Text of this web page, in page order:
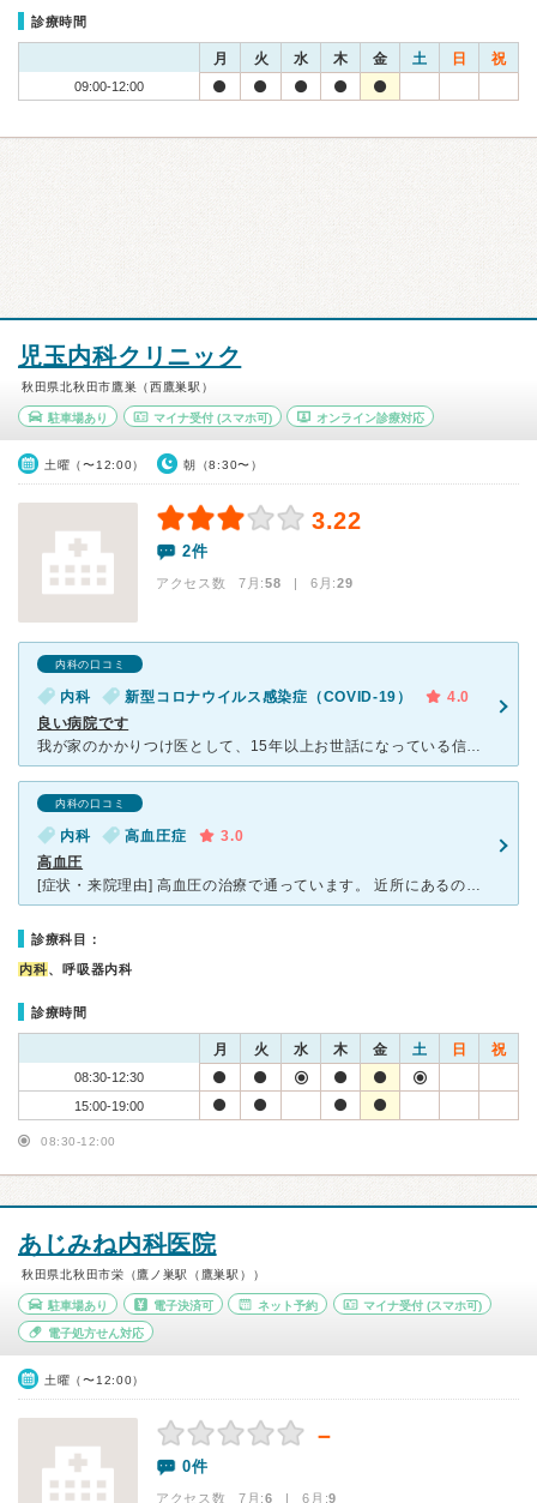
診療時間
月 火 水 木 金 土 日 祝
09:00-12:00
児玉内科クリニック
秋田県北秋田市鷹巣（西鷹巣駅）
駐車場あり マイナ受付(スマホ可) オンライン診療対応
土曜（〜12:00） 朝（8:30〜）
3.22
2件
アクセス数 7月:58 | 6月:29
内科の口コミ
内科 新型コロナウイルス感染症（COVID-19）
4.0
良い病院です
我が家のかかりつけ医として、15年以上お世話になっている信頼できる病院です。 夫とともに新型コロナウイルスに感染した際には、体調が悪く遠方から通うのは大変だろうとご配慮いただき、電話での診察をしてく
内科の口コミ
内科 高血圧症
3.0
高血圧
[症状・来院理由] 高血圧の治療で通っています。 近所にあるので、悪い噂も聞かないし、とても広い駐車場があり、通いやすいので決めました。 [医師の診断・治療法] いつもていねいに説
診療科目：
内科、呼吸器内科
診療時間
月 火 水 木 金 土 日 祝
08:30-12:30
15:00-19:00
08:30-12:00
あじみね内科医院
秋田県北秋田市栄（鷹ノ巣駅（鷹巣駅））
駐車場あり 電子決済可 ネット予約 マイナ受付 (スマホ可)
電子処方せん対応
土曜（〜12:00）
－
0件
アクセス数 7月:6 | 6月:9